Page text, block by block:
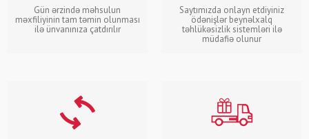
Gün ərzində məhsulun
məxfiliyinin tam təmin olunması
ilə ünvanınıza çatdırılır
Saytımızda onlayn etdiyiniz
ödənişlər beynəlxalq
təhlükəsizlik sistemləri ilə
müdafiə olunur